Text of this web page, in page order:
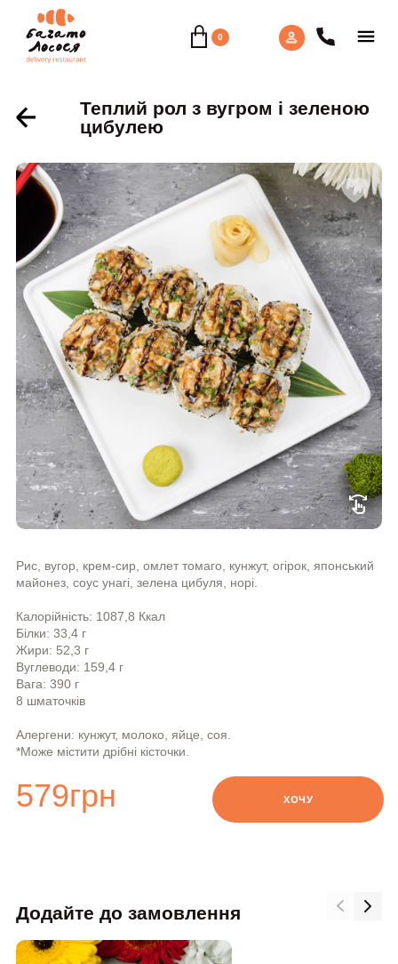
0
Теплий рол з вугром і зеленою
цибулею
swipe
Рис, вугор, крем-сир, омлет томаго, кунжут, огірок, японський
майонез, соус унагі, зелена цибуля, норі.
Калорійність: 1087,8 Ккал
Білки: 33,4 г
Жири: 52,3 г
Вуглеводи: 159,4 г
Вага: 390 г
8 шматочків
Алергени: кунжут, молоко, яйце, соя.
*Може містити дрібні кісточки.
579грн ХОЧУ
Додайте до замовлення